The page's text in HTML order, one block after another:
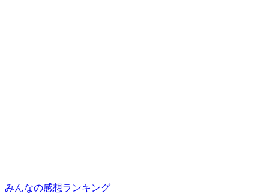
みんなの感想ランキング